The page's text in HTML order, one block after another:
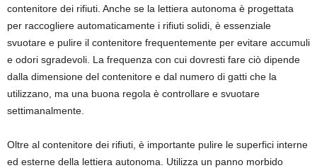
contenitore dei rifiuti. Anche se la lettiera autonoma è progettata
per raccogliere automaticamente i rifiuti solidi, è essenziale
svuotare e pulire il contenitore frequentemente per evitare accumuli
e odori sgradevoli. La frequenza con cui dovresti fare ciò dipende
dalla dimensione del contenitore e dal numero di gatti che la
utilizzano, ma una buona regola è controllare e svuotare
settimanalmente.
Oltre al contenitore dei rifiuti, è importante pulire le superfici interne
ed esterne della lettiera autonoma. Utilizza un panno morbido